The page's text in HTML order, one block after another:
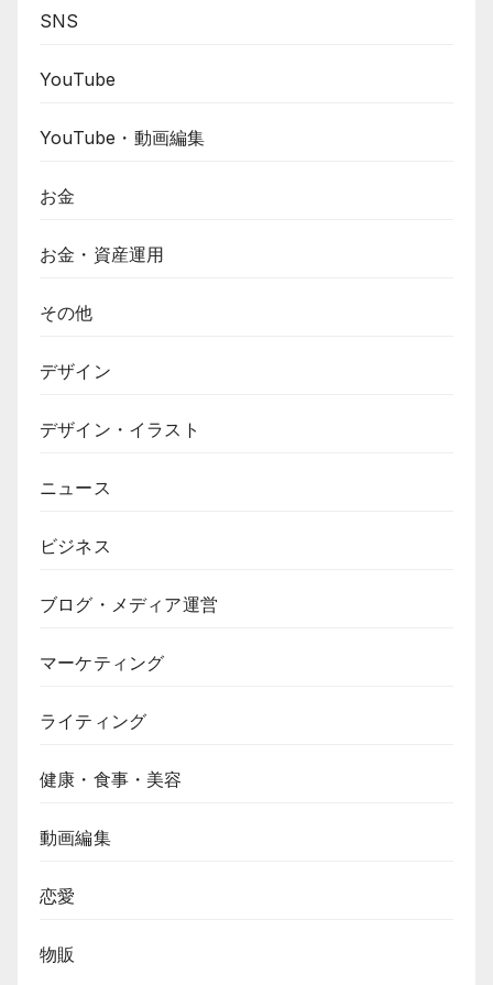
SNS
YouTube
YouTube・動画編集
お金
お金・資産運用
その他
デザイン
デザイン・イラスト
ニュース
ビジネス
ブログ・メディア運営
マーケティング
ライティング
健康・食事・美容
動画編集
恋愛
物販